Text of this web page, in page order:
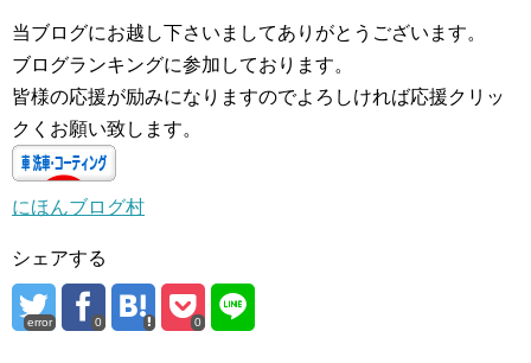
当ブログにお越し下さいましてありがとうございます。
ブログランキングに参加しております。
皆様の応援が励みになりますのでよろしければ応援クリッ
クくお願い致します。
にほんブログ村
シェアする
error 0 0